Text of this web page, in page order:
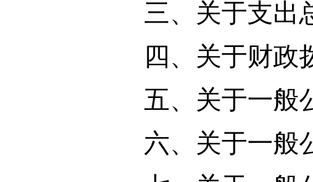
三、关于支出
四、关于财政拨
五、关于一般公
六、关于一般公